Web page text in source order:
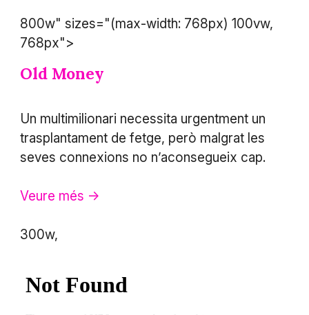
800w" sizes="(max-width: 768px) 100vw,
768px">
Old Money
Un multimilionari necessita urgentment un
trasplantament de fetge, però malgrat les
seves connexions no n’aconsegueix cap.
Veure més ->
300w,